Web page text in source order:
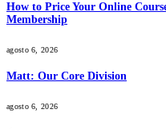
How to Price Your Online
Membership
agosto 6, 2026
Matt: Our Core Division
agosto 6, 2026